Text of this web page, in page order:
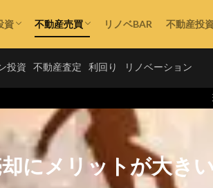
資 不動産売買 リノベBAR 不動産投
投資 不動産査定 利回り リノベーション
理系出身の宅地
にメリットが大き